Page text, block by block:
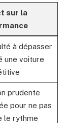
sur la
à dépasser
une voiture
prudente
pour ne pas
le rythme